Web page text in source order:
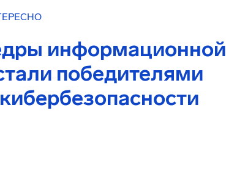
информационной
победителями